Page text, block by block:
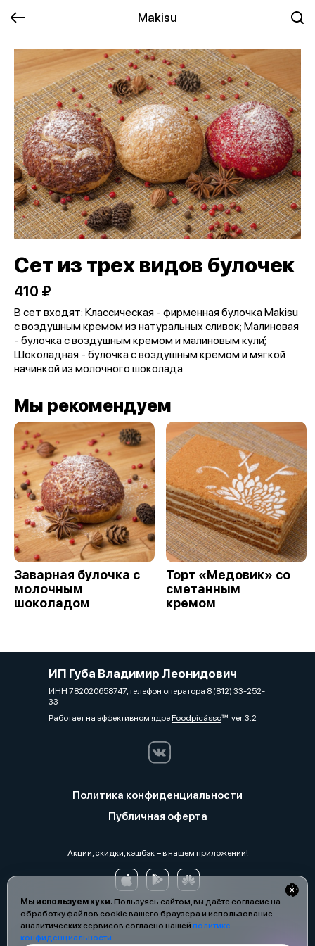
Makisu
Мы используем куки.Пользуясь сайтом, вы даёте согласие на
обработку файлов cookie вашего браузера и использование
аналитических сервисов согласно нашей политике
конфиденциальности.
Сет из трех видов булочек
410 ₽
В сет входят: Классическая - фирменная булочка Makisu
с воздушным кремом из натуральных сливок; Малиновая
- булочка с воздушным кремом и малиновым кули́;
Шоколадная - булочка с воздушным кремом и мягкой
начинкой из молочного шоколада.
Мы рекомендуем
Заварная булочка с
молочным
шоколадом
Торт «Медовик» со
сметанным
кремом
ИП Губа Владимир Леонидович
ИНН 782020658747, телефон оператора 8 (812) 33-252-
33
Работает на эффективном ядреFoodpicássover. 3.2
Политика конфиденциальности
Публичная оферта
Акции, скидки, кэшбэк − в нашем приложении!